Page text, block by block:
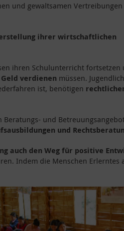
und gewaltsamen Vertreibungen
ihrer wirtschaftlichen
ihren Schulunterricht fortsetzen
Geld verdienen müssen.
ist, benötigen
und
und
auch den Weg für positive
Indem die Menschen Erlerntes